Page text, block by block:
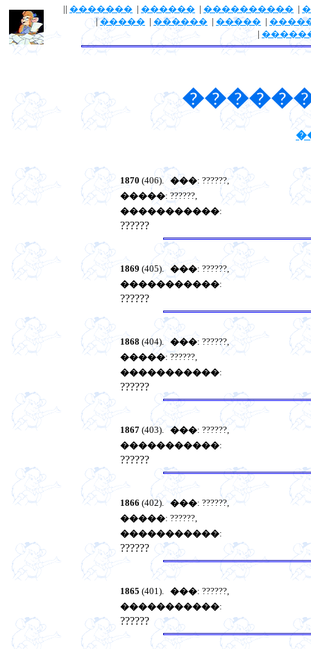
|| ������� | ������ | ���������� |
|����� | ������ | ����� |
|
1870 (406). ���: ??????,
�����: ??????,
�����������:
??????
1869 (405). ���: ??????,
�����������:
??????
1868 (404).���: ??????,
�����: ??????,
�����������:
??????
1867 (403).���: ??????,
�����������:
??????
1866 (402).���: ??????,
�����: ??????,
�����������:
??????
1865 (401). ���: ??????,
�����������:
??????